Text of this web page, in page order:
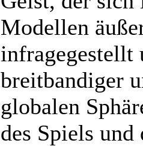
Modellen
infragegestellt
breitbandiger
globalen
des Spiels